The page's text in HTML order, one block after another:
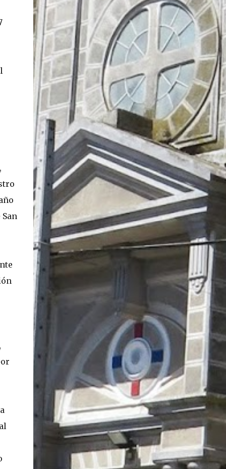
En concreto, las personas podrán acceder a
su carnet y/o pasaporte en una aplicación
móvil del Registro Civil, la cual estará
disponible en iOS y Android. El director del
Registro Civil, Omar Morales, detalló que
"quien renueve a partir del 16 de diciembre,
va a poder sacar cédula de identidad digital
y pasaporte digital. Van a tener la
funcionalidad en su celular a partir de una
app especial, que va a permitir que a través
de pruebas de vida se asegure que la
persona es quien dice ser". Morales también
detalló, en el matinal "Mucho Gusto" de
Mega, las importantes medidas de
seguridad ...